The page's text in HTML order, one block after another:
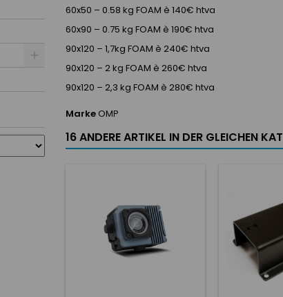
60x50 – 0.58 kg FOAM è 140€ htva
60x90 – 0.75 kg FOAM è 190€ htva
90x120 – 1,7kg FOAM è 240€ htva
90x120 – 2 kg FOAM è 260€ htva
90x120 – 2,3 kg FOAM è 280€ htva
MarkeOMP
16 ANDERE ARTIKEL IN DER GLEICHEN